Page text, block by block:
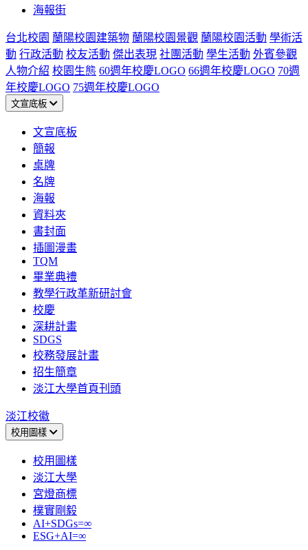
海報街
台北校園 蘭陽校園建築物 蘭陽校園景觀 蘭陽校園活動 學術活
動 行政活動 校友活動 傑出表現 社團活動 學生活動 外賓參觀
人物介紹 校園生態 60週年校慶LOGO 66週年校慶LOGO 70週
年校慶LOGO 75週年校慶LOGO
文宣底板
文宣底板
簡報
桌牌
名牌
海報
資料夾
書封面
插圖漫畫
TQM
畢業典禮
教學行政革新研討會
校慶
深耕計畫
SDGS
校務發展計畫
招生簡章
淡江大學首頁刊頭
淡江校徽
校用圖樣
校用圖樣
淡江大學
宮燈商標
樸實剛毅
AI+SDGs=∞
ESG+AI=∞